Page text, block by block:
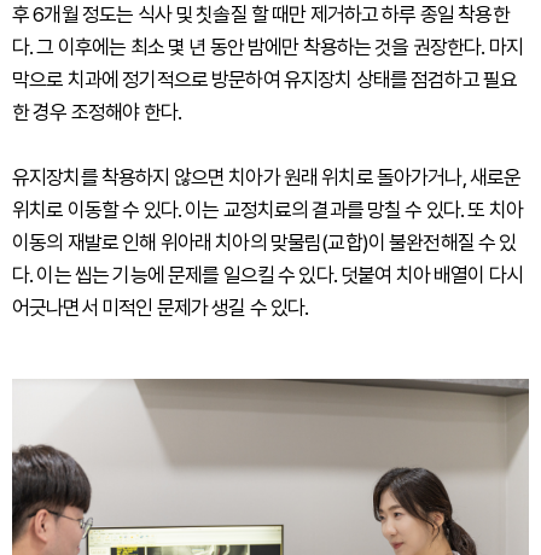
후 6개월 정도는 식사 및 칫솔질 할 때만 제거하고 하루 종일 착용한
다. 그 이후에는 최소 몇 년 동안 밤에만 착용하는 것을 권장한다. 마지
막으로 치과에 정기적으로 방문하여 유지장치 상태를 점검하고 필요
한 경우 조정해야 한다.
유지장치를 착용하지 않으면 치아가 원래 위치로 돌아가거나, 새로운
위치로 이동할 수 있다. 이는 교정치료의 결과를 망칠 수 있다. 또 치아
이동의 재발로 인해 위아래 치아의 맞물림(교합)이 불완전해질 수 있
다. 이는 씹는 기능에 문제를 일으킬 수 있다. 덧붙여 치아 배열이 다시
어긋나면서 미적인 문제가 생길 수 있다.